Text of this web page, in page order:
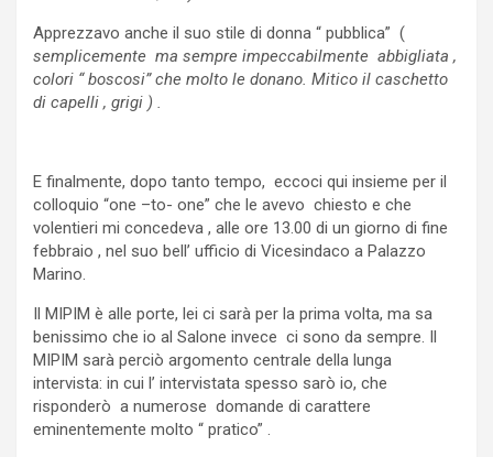
Apprezzavo anche il suo stile di donna “ pubblica” (
semplicemente ma sempre impeccabilmente abbigliata ,
colori “ boscosi” che molto le donano. Mitico il caschetto
di capelli , grigi ) .
E finalmente, dopo tanto tempo, eccoci qui insieme per il
colloquio “one –to- one” che le avevo chiesto e che
volentieri mi concedeva , alle ore 13.00 di un giorno di fine
febbraio , nel suo bell’ ufficio di Vicesindaco a Palazzo
Marino.
Il MIPIM è alle porte, lei ci sarà per la prima volta, ma sa
benissimo che io al Salone invece ci sono da sempre. Il
MIPIM sarà perciò argomento centrale della lunga
intervista: in cui l’ intervistata spesso sarò io, che
risponderò a numerose domande di carattere
eminentemente molto “ pratico” .